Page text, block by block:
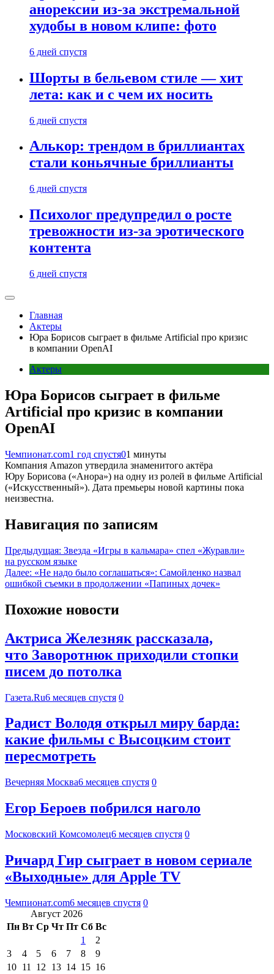
анорексии из-за экстремальной
худобы в новом клипе: фото
6 дней спустя
Шорты в бельевом стиле — хит
лета: как и с чем их носить
6 дней спустя
Алькор: трендом в бриллиантах
стали коньячные бриллианты
6 дней спустя
Психолог предупредил о росте
тревожности из-за эротического
контента
6 дней спустя
Главная
Актеры
Юра Борисов сыграет в фильме Artificial про кризис
в компании OpenAI
Актеры
Юра Борисов сыграет в фильме
Artificial про кризис в компании
OpenAI
Чемпионат.com1 год спустя01 минуты
Компания Amazon утвердила знаменитого актёра
Юру Борисова («Анора») на одну из ролей в фильме Artificial
(«Искусственный»). Дата премьеры новой картины пока
неизвестна.
Навигация по записям
Предыдущая: Звезда «Игры в кальмара» спел «Журавли»
на русском языке
Далее: «Не надо было соглашаться»: Самойленко назвал
ошибкой съемки в продолжении «Папиных дочек»
Похожие новости
Актриса Железняк рассказала,
что Заворотнюк приходили стопки
писем до потолка
Газета.Ru6 месяцев спустя 0
Радист Володя открыл миру барда:
какие фильмы с Высоцким стоит
пересмотреть
Вечерняя Москва6 месяцев спустя 0
Егор Бероев побрился наголо
Московский Комсомолец6 месяцев спустя 0
Ричард Гир сыграет в новом сериале
«Выходные» для Apple TV
Чемпионат.com6 месяцев спустя 0
Август 2026
Пн Вт Ср Чт Пт Сб Вс
1
2
3
4 5 6 7 8
9
10 11 12 13 14 15 16